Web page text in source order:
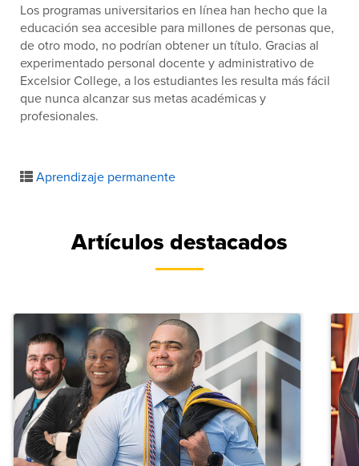
Los programas universitarios en línea han hecho que la
educación sea accesible para millones de personas que,
de otro modo, no podrían obtener un título. Gracias al
experimentado personal docente y administrativo de
Excelsior College, a los estudiantes les resulta más fácil
que nunca alcanzar sus metas académicas y
profesionales.
Aprendizaje permanente
Artículos destacados